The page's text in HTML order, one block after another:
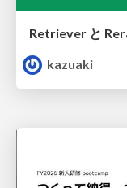
Retriever と
kazuaki